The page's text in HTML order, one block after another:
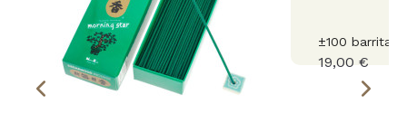
±100 barritas
19,00 €